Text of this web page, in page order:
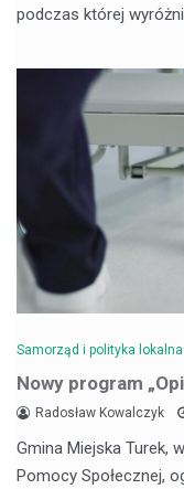
podczas której
Samorząd i polityka lokalna
Nowy program
Radosław Kowalczyk
Gmina Miejska Turek,
Pomocy Społecznej,